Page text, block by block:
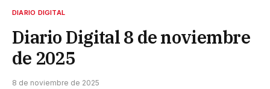
DIARIO DIGITAL
Diario Digital 8 de noviembre
de 2025
8 de noviembre de 2025